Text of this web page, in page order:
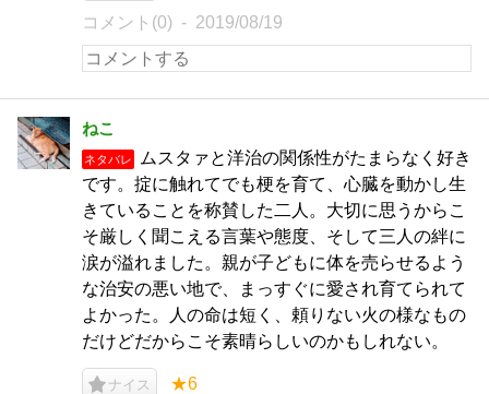
コメント(0) 2019/08/19
ねこ
ネタバレ
ムスタァと洋治の関係性がたまらなく好き
です。掟に触れてでも梗を育て、心臓を動かし生
きていることを称賛した二人。大切に思うからこ
そ厳しく聞こえる言葉や態度、そして三人の絆に
涙が溢れました。親が子どもに体を売らせるよう
な治安の悪い地で、まっすぐに愛され育てられて
よかった。人の命は短く、頼りない火の様なもの
だけどだからこそ素晴らしいのかもしれない。
ナイス ★6